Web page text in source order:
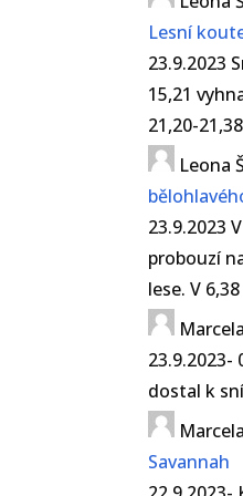
Lesní
23.9.2023
15,21
21,20-
Leona
23.9.2023
probouzí
lese. V
Marcela
23.9.2023-
dostal k
Marcela
Savannah